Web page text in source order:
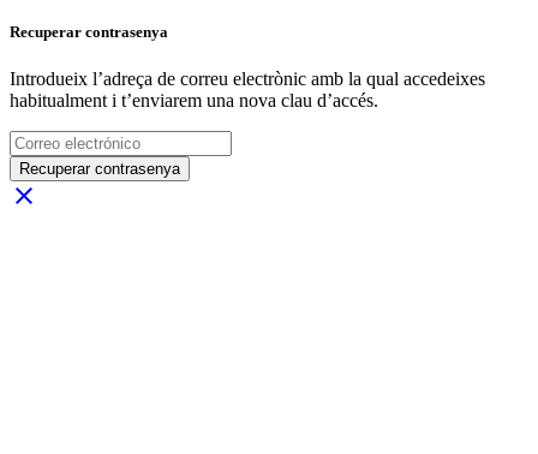
Recuperar contrasenya
Introdueix l’adreça de correu electrònic amb la qual accedeixes
habitualment i t’enviarem una nova clau d’accés.
Recuperar contrasenya
close